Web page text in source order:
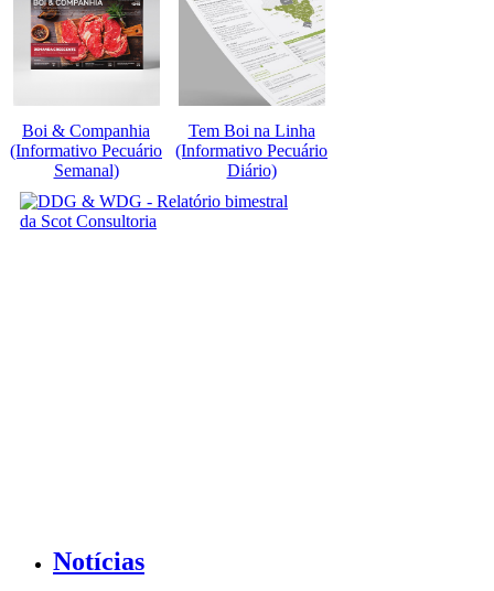
Boi & Companhia
(Informativo Pecuário
Semanal)
Tem Boi na Linha
(Informativo Pecuário
Diário)
Notícias